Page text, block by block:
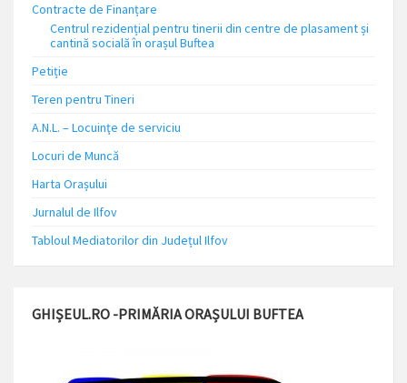
Contracte de Finanțare
Centrul rezidențial pentru tinerii din centre de plasament și
cantină socială în orașul Buftea
Petiție
Teren pentru Tineri
A.N.L. – Locuinţe de serviciu
Locuri de Muncă
Harta Orașului
Jurnalul de Ilfov
Tabloul Mediatorilor din Județul Ilfov
GHIȘEUL.RO -PRIMĂRIA ORAȘULUI BUFTEA